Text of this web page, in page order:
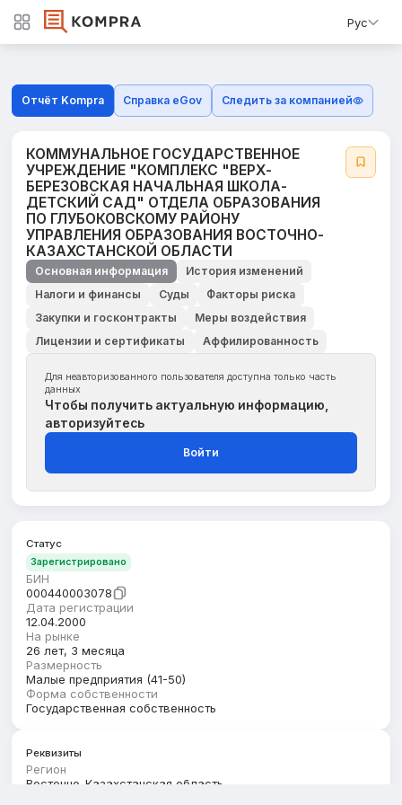
Рус
Отчёт Kompra Справка eGov Следить за компанией
КОММУНАЛЬНОЕ ГОСУДАРСТВЕННОЕ
УЧРЕЖДЕНИЕ "КОМПЛЕКС "ВЕРХ-
БЕРЕЗОВСКАЯ НАЧАЛЬНАЯ ШКОЛА-
ДЕТСКИЙ САД" ОТДЕЛА ОБРАЗОВАНИЯ
ПО ГЛУБОКОВСКОМУ РАЙОНУ
УПРАВЛЕНИЯ ОБРАЗОВАНИЯ ВОСТОЧНО-
КАЗАХСТАНСКОЙ ОБЛАСТИ
Основная информация
История изменений
Налоги и финансы
Суды
Факторы риска
Закупки и госконтракты
Меры воздействия
Лицензии и сертификаты
Аффилированность
Для неавторизованного пользователя доступна только часть
данных
Чтобы получить актуальную информацию,
авторизуйтесь
Войти
Статус
Зарегистрировано
БИН
000440003078
Дата регистрации
12.04.2000
На рынке
26 лет, 3 месяца
Размерность
Малые предприятия (41-50)
Форма собственности
Государственная собственность
Реквизиты
Регион
Восточно-Казахстанская область